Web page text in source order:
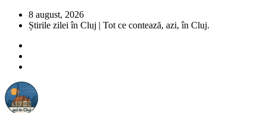
8 august, 2026
Știrile zilei în Cluj | Tot ce contează, azi, în Cluj.